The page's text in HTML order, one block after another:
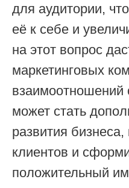
для аудитории,
её к себе и
на этот вопрос
маркетинговых
взаимоотношений
может стать
развития
клиентов и
положительный